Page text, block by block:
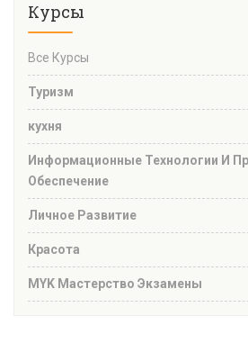
Курсы
Все Курсы
Туризм
кухня
Информационные Технологии И
Обеспечение
Личное Развитие
Красота
MYK Мастерство Экзамены